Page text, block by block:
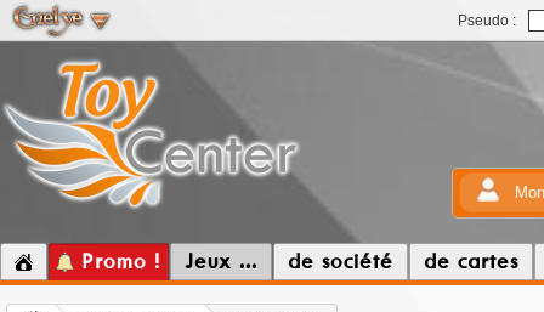
Pseudo :
Promo ! Jeux ... de société de cartes